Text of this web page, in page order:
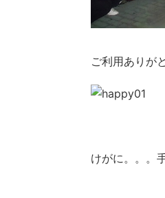
ご利用ありが
けがに。。。